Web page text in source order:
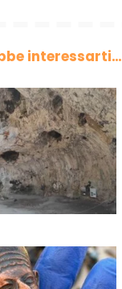
interessarti…